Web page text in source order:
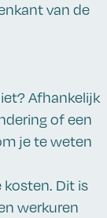
van de
Afhankelijk
of een
je te weten
kosten. Dit is
werkuren